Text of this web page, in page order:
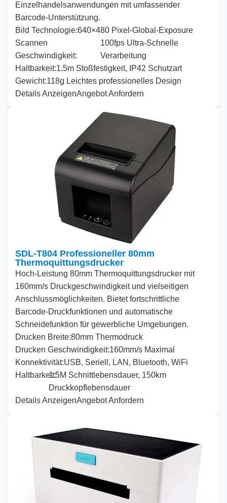
Einzelhandelsanwendungen mit umfassender
Barcode-Unterstützung.
Bild Technologie:640×480 Pixel-Global-Exposure
Scannen
Geschwindigkeit:
100fps Ultra-Schnelle
Verarbeitung
Haltbarkeit:1.5m Stoßfestigkeit, IP42 Schutzart
Gewicht:118g Leichtes professionelles Design
Details AnzeigenAngebot Anfordern
SDL-T804 Professioneller 80mm
Thermoquittungsdrucker
Hoch-Leistung 80mm Thermoquittungsdrucker mit
160mm/s Druckgeschwindigkeit und vielseitigen
Anschlussmöglichkeiten. Bietet fortschrittliche
Barcode-Druckfunktionen und automatische
Schneidefunktion für gewerbliche Umgebungen.
Drucken Breite:80mm Thermodruck
Drucken Geschwindigkeit:160mm/s Maximal
Konnektivität:USB, Seriell, LAN, Bluetooth, WiFi
Haltbarkeit:
1.5M Schnittlebensdauer, 150km
Druckkopflebensdauer
Details AnzeigenAngebot Anfordern